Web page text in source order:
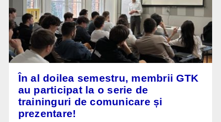
În al doilea semestru, membrii GTK
au participat la o serie de
traininguri de comunicare și
prezentare!